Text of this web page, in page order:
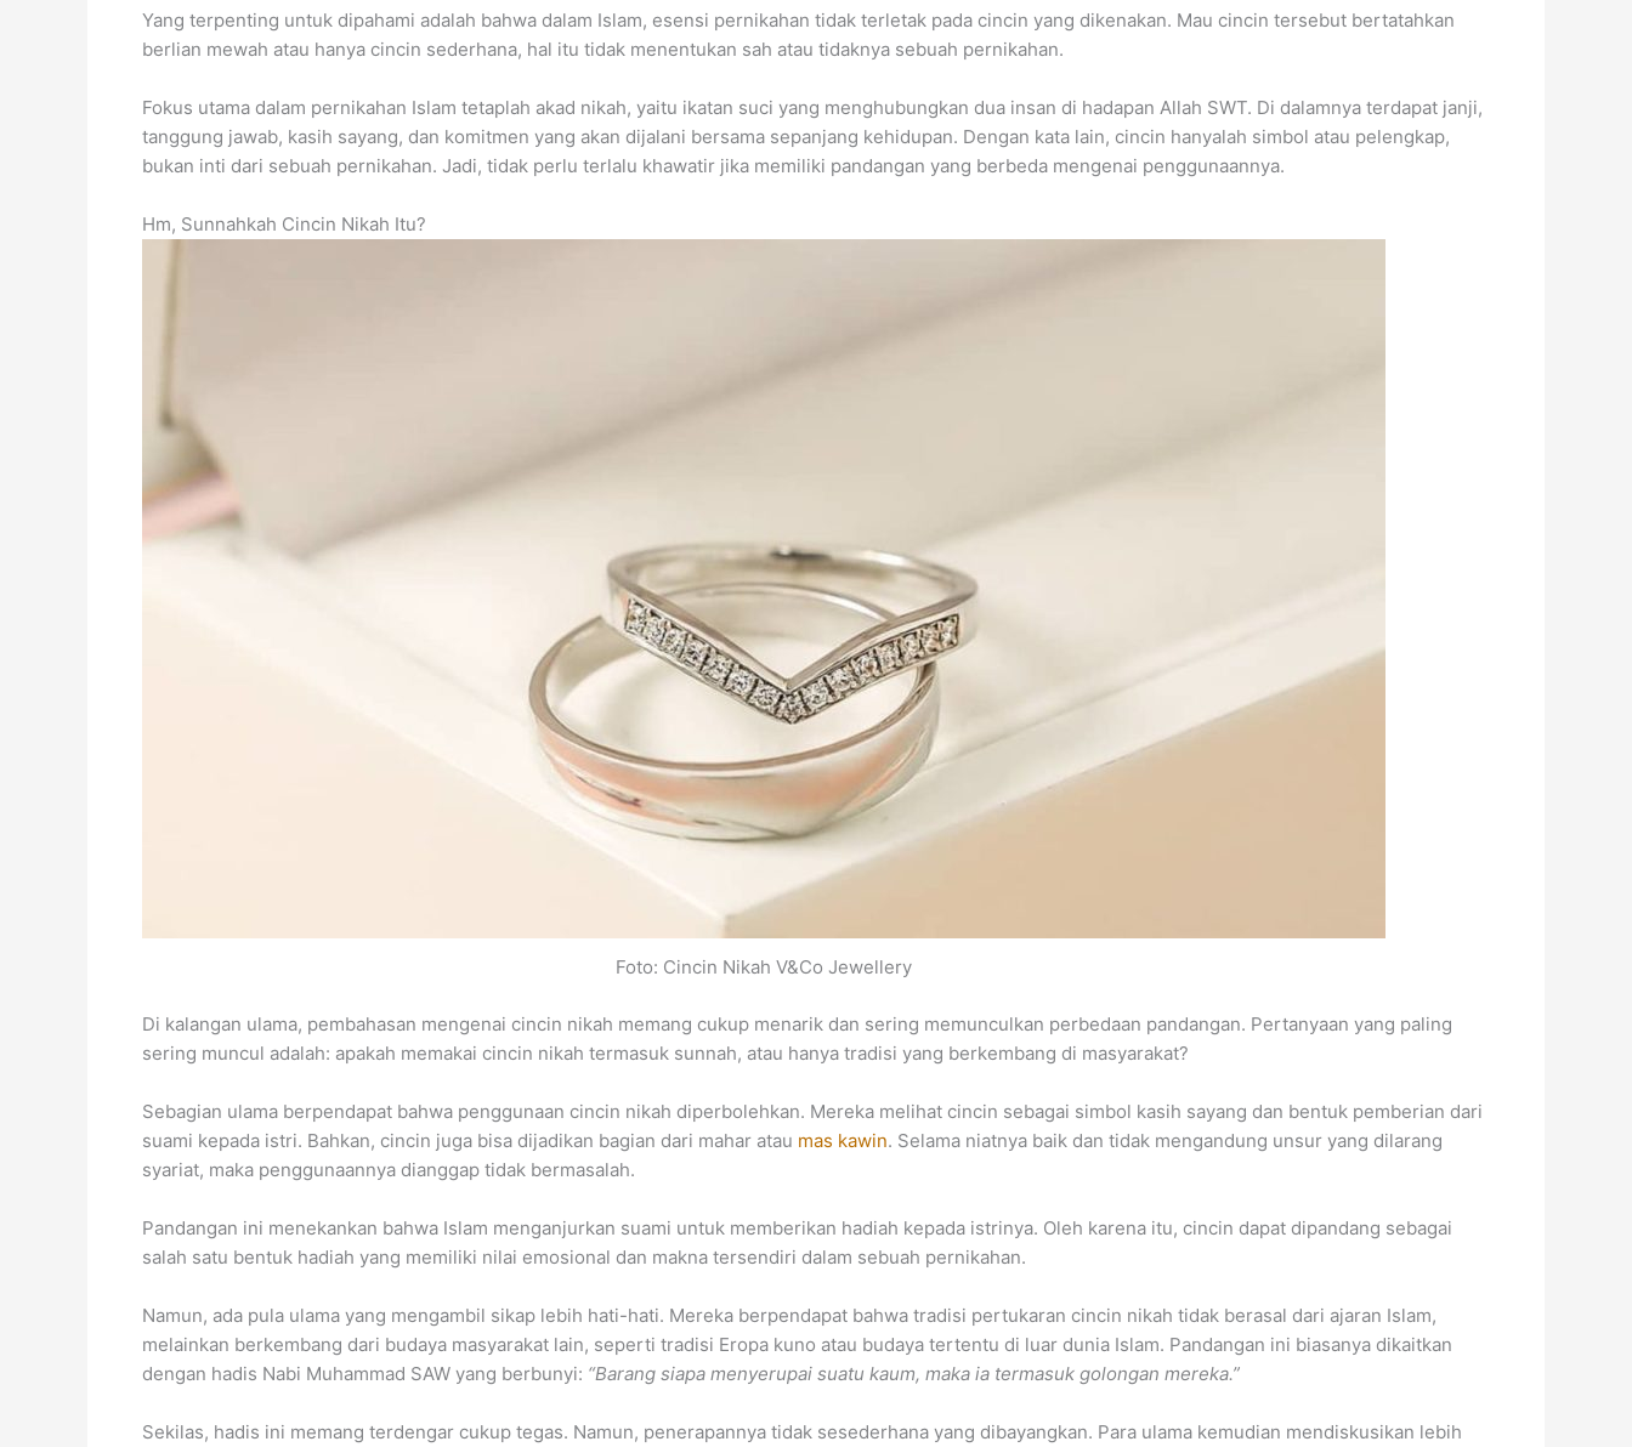
Yang terpenting untuk dipahami adalah bahwa dalam Islam, esensi pernikahan tidak terletak pada cincin yang dikenakan. Mau cincin tersebut bertatahkan
berlian mewah atau hanya cincin sederhana, hal itu tidak menentukan sah atau tidaknya sebuah pernikahan.
Fokus utama dalam pernikahan Islam tetaplah akad nikah, yaitu ikatan suci yang menghubungkan dua insan di hadapan Allah SWT. Di dalamnya terdapat janji,
tanggung jawab, kasih sayang, dan komitmen yang akan dijalani bersama sepanjang kehidupan. Dengan kata lain, cincin hanyalah simbol atau pelengkap,
bukan inti dari sebuah pernikahan. Jadi, tidak perlu terlalu khawatir jika memiliki pandangan yang berbeda mengenai penggunaannya.
Hm, Sunnahkah Cincin Nikah Itu?
Foto: Cincin Nikah V&Co Jewellery
Di kalangan ulama, pembahasan mengenai cincin nikah memang cukup menarik dan sering memunculkan perbedaan pandangan. Pertanyaan yang paling
sering muncul adalah: apakah memakai cincin nikah termasuk sunnah, atau hanya tradisi yang berkembang di masyarakat?
Sebagian ulama berpendapat bahwa penggunaan cincin nikah diperbolehkan. Mereka melihat cincin sebagai simbol kasih sayang dan bentuk pemberian dari
suami kepada istri. Bahkan, cincin juga bisa dijadikan bagian dari mahar atau mas kawin. Selama niatnya baik dan tidak mengandung unsur yang dilarang
syariat, maka penggunaannya dianggap tidak bermasalah.
Pandangan ini menekankan bahwa Islam menganjurkan suami untuk memberikan hadiah kepada istrinya. Oleh karena itu, cincin dapat dipandang sebagai
salah satu bentuk hadiah yang memiliki nilai emosional dan makna tersendiri dalam sebuah pernikahan.
Namun, ada pula ulama yang mengambil sikap lebih hati-hati. Mereka berpendapat bahwa tradisi pertukaran cincin nikah tidak berasal dari ajaran Islam,
melainkan berkembang dari budaya masyarakat lain, seperti tradisi Eropa kuno atau budaya tertentu di luar dunia Islam. Pandangan ini biasanya dikaitkan
dengan hadis Nabi Muhammad SAW yang berbunyi: “Barang siapa menyerupai suatu kaum, maka ia termasuk golongan mereka.”
Sekilas, hadis ini memang terdengar cukup tegas. Namun, penerapannya tidak sesederhana yang dibayangkan. Para ulama kemudian mendiskusikan lebih